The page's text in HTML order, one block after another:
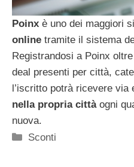
Poinx è uno dei maggiori
online tramite il sistema
Registrandosi a Poinx
deal presenti per città,
l’iscritto potrà ricevere via
nella propria cittàogni
nuova.
Categorie
Sconti